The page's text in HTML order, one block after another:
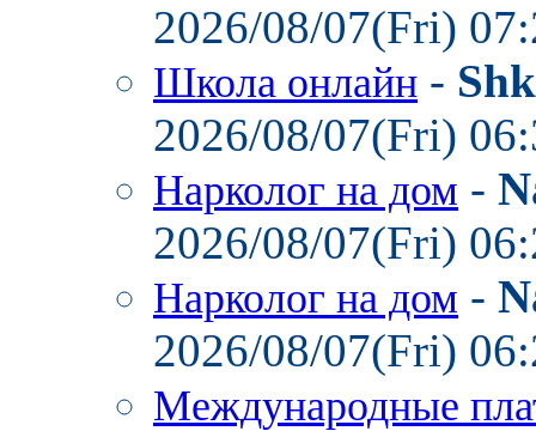
2026/08/07(Fri)
Школа онлайн -
2026/08/07(Fri)
Нарколог на дом -
2026/08/07(Fri)
Нарколог на дом -
2026/08/07(Fri)
Международные